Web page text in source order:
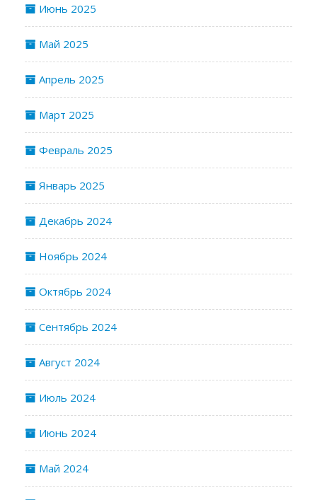
Июнь 2025
Май 2025
Апрель 2025
Март 2025
Февраль 2025
Январь 2025
Декабрь 2024
Ноябрь 2024
Октябрь 2024
Сентябрь 2024
Август 2024
Июль 2024
Июнь 2024
Май 2024